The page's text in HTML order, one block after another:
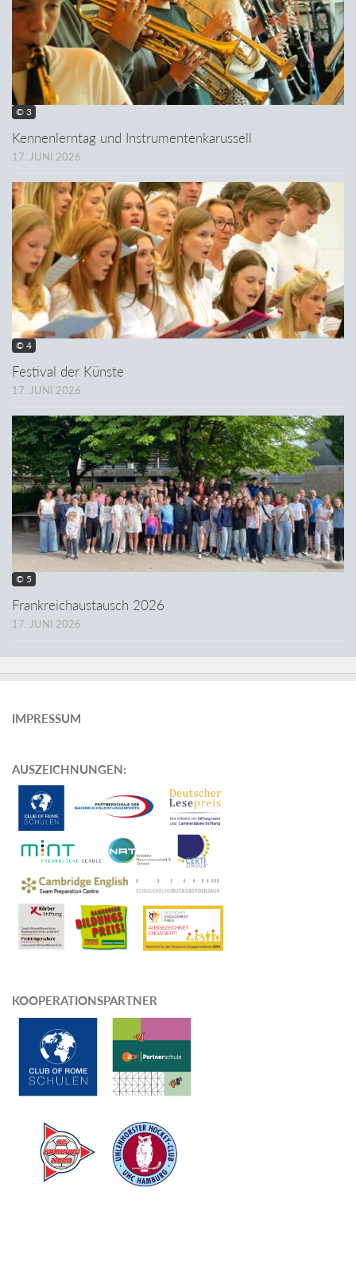
© 3
Kennenlerntag und Instrumentenkarussell
17. JUNI 2026
© 4
Festival der Künste
17. JUNI 2026
© 5
Frankreichaustausch 2026
17. JUNI 2026
IMPRESSUM
AUSZEICHNUNGEN:
KOOPERATIONSPARTNER